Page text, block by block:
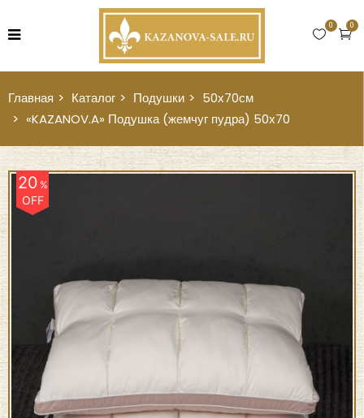
0
0
Главная Каталог Подушки
50х70см
«KAZANOV.A» Подушка (жемчуг пудра) 50х70
20%
OFF